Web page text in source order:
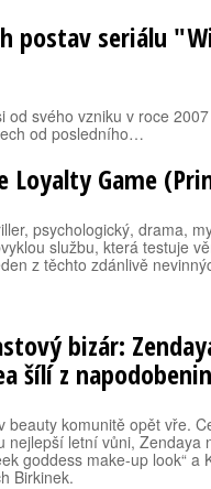
postav seriálu
od svého vzniku v roce
od posledního…
Loyalty Game
psychologický, drama,
službu, která testuje
z těchto zdánlivě
bizár:
šílí z
beauty komunitě opět vře.
nejlepší letní vůni, Zendaya
goddess make-up look“ a
Birkinek.